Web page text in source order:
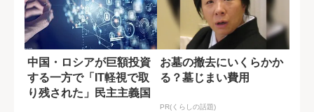
中国・ロシアが巨額投資
する一方で「IT軽視で取
り残された」民主主義国
お墓の撤去にいくらかか
る？墓じまい費用
PR(くらしの話題)